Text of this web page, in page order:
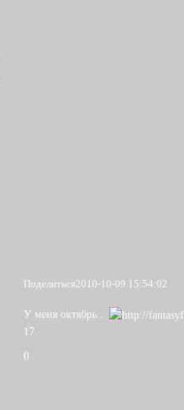
Поделиться2010-10-09 15:54:02
У меня октябрь...
17
0